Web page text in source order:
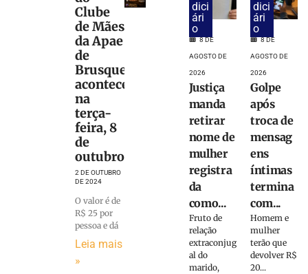
Clube
de Mães
da Apae
de
Brusque
acontece
na
terça-
feira, 8
de
outubro
2 DE OUTUBRO
DE 2024
O valor é de
R$ 25 por
pessoa e dá
Leia mais
»
dici
ári
o
8 DE
AGOSTO DE
2026
Justiça
manda
retirar
nome de
mulher
registra
da
como...
Fruto de
relação
extraconjug
al do
marido,
dici
ári
o
8 DE
AGOSTO DE
2026
Golpe
após
troca de
mensag
ens
íntimas
termina
com...
Homem e
mulher
terão que
devolver R$
20...